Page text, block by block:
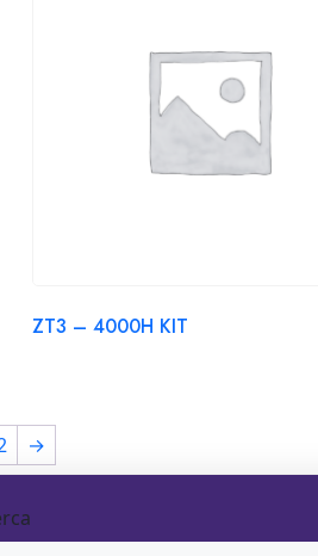
ZT3 – 4000H KIT
→